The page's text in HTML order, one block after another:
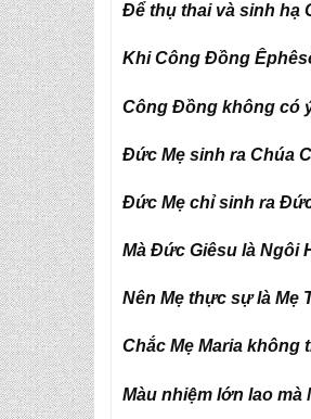
Để thụ thai và sinh hạ
Khi Công Đồng
Công Đồng không có
Đức Mẹ sinh ra Chúa
Đức Mẹ chỉ sinh ra
Mà Đức Giêsu là Ngôi
Nên Mẹ thực sự là Mẹ
Chắc Mẹ Maria không
Màu nhiệm lớn lao mà